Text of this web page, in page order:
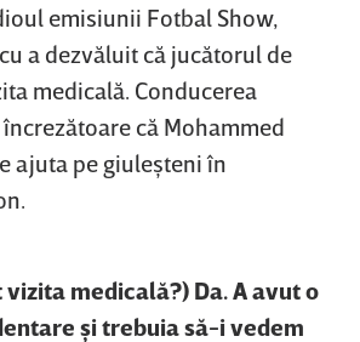
emisiunii Fotbal Show,
a dezvăluit că jucătorul de
medicală. Conducerea
că Mohammed
ajuta pe giuleşteni în
vizita medicală?) Da. A avut o
şi trebuia să-i vedem